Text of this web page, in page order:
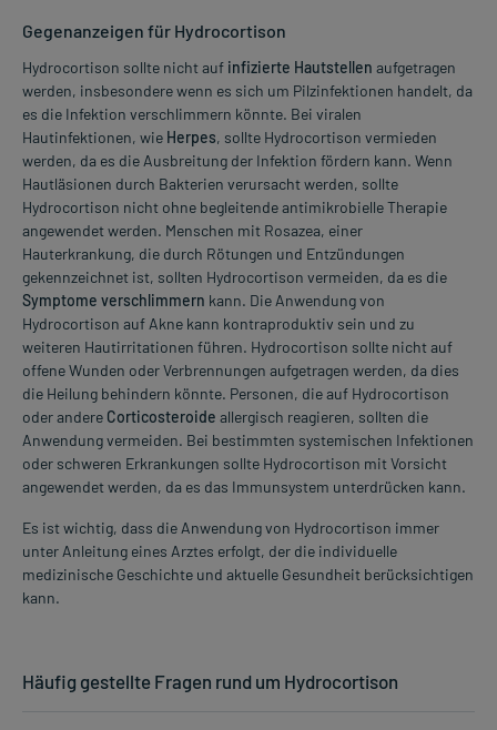
Gegenanzeigen für Hydrocortison
Hydrocortison sollte nicht auf infizierte Hautstellen aufgetragen
werden, insbesondere wenn es sich um Pilzinfektionen handelt, da
es die Infektion verschlimmern könnte. Bei viralen
Hautinfektionen, wie Herpes, sollte Hydrocortison vermieden
werden, da es die Ausbreitung der Infektion fördern kann. Wenn
Hautläsionen durch Bakterien verursacht werden, sollte
Hydrocortison nicht ohne begleitende antimikrobielle Therapie
angewendet werden. Menschen mit Rosazea, einer
Hauterkrankung, die durch Rötungen und Entzündungen
gekennzeichnet ist, sollten Hydrocortison vermeiden, da es die
Symptome verschlimmern kann. Die Anwendung von
Hydrocortison auf Akne kann kontraproduktiv sein und zu
weiteren Hautirritationen führen. Hydrocortison sollte nicht auf
offene Wunden oder Verbrennungen aufgetragen werden, da dies
die Heilung behindern könnte. Personen, die auf Hydrocortison
oder andere Corticosteroide allergisch reagieren, sollten die
Anwendung vermeiden. Bei bestimmten systemischen Infektionen
oder schweren Erkrankungen sollte Hydrocortison mit Vorsicht
angewendet werden, da es das Immunsystem unterdrücken kann.
Es ist wichtig, dass die Anwendung von Hydrocortison immer
unter Anleitung eines Arztes erfolgt, der die individuelle
medizinische Geschichte und aktuelle Gesundheit berücksichtigen
kann.
Häufig gestellte Fragen rund um Hydrocortison